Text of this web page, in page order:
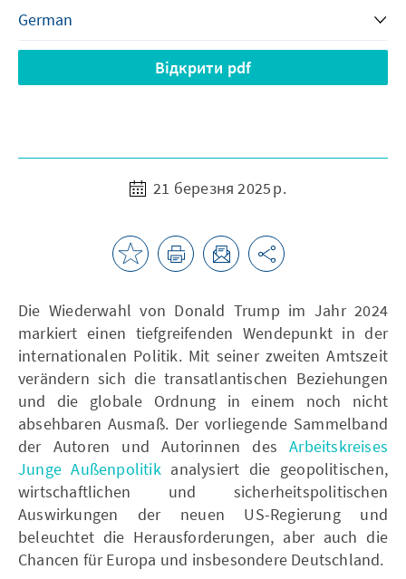
Відкрити pdf
21 березня 2025 р.
Die Wiederwahl von Donald Trump im Jahr 2024
markiert einen tiefgreifenden Wendepunkt in der
internationalen Politik. Mit seiner zweiten Amtszeit
verändern sich die transatlantischen Beziehungen
und die globale Ordnung in einem noch nicht
absehbaren Ausmaß. Der vorliegende Sammelband
der Autoren und Autorinnen des Arbeitskreises
Junge Außenpolitikanalysiert die geopolitischen,
wirtschaftlichen und sicherheitspolitischen
Auswirkungen der neuen US-Regierung und
beleuchtet die Herausforderungen, aber auch die
Chancen für Europa und insbesondere Deutschland.